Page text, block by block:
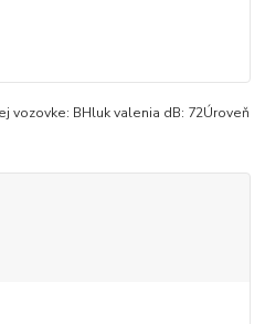
vozovke: BHluk valenia dB: 72Úroveň